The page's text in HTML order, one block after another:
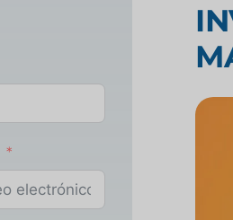
Investigación de